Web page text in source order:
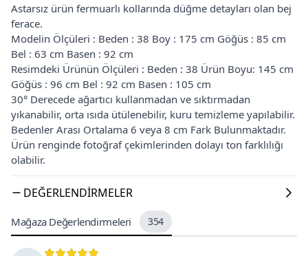
Astarsız ürün fermuarlı kollarında düğme detayları olan bej
ferace.
Modelin Ölçüleri : Beden : 38 Boy : 175 cm Göğüs : 85 cm
Bel : 63 cm Basen : 92 cm
Resimdeki Ürünün Ölçüleri : Beden : 38 Ürün Boyu: 145 cm
Göğüs : 96 cm Bel : 92 cm Basen : 105 cm
30° Derecede ağartıcı kullanmadan ve sıktırmadan
yıkanabilir, orta ısıda ütülenebilir, kuru temizleme yapılabilir.
Bedenler Arası Ortalama 6 veya 8 cm Fark Bulunmaktadır.
Ürün renginde fotoğraf çekimlerinden dolayı ton farklılığı
olabilir.
DEĞERLENDIRMELER
Mağaza Değerlendirmeleri 354